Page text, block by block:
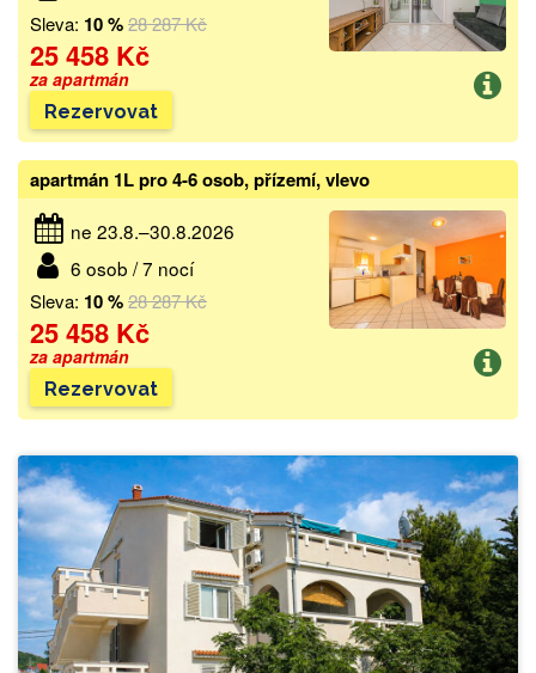
Sleva: 10 %28 287 Kč
25 458 Kč
za apartmán
Rezervovat
apartmán 1L pro 4-6 osob, přízemí, vlevo
ne 23.8.–30.8.2026
6 osob / 7 nocí
Sleva: 10 %28 287 Kč
25 458 Kč
za apartmán
Rezervovat